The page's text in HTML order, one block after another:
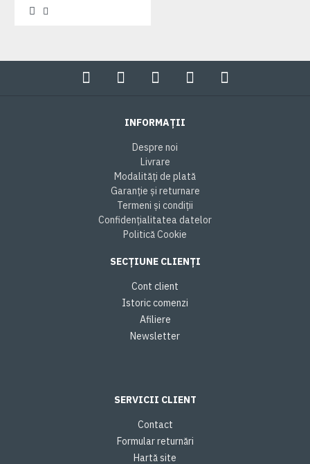
INFORMAȚII
Despre noi
Livrare
Modalități de plată
Garanție și returnare
Termeni și condiții
Confidențialitatea datelor
Politică Cookie
SECȚIUNE CLIENȚI
Cont client
Istoric comenzi
Afiliere
Newsletter
SERVICII CLIENT
Contact
Formular returnări
Hartă site